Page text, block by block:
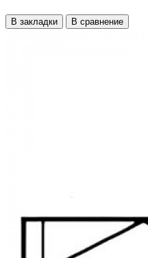
В закладки В сравнение